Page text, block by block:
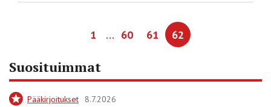
1 … 60 61 62
Suosituimmat
Pääkirjoitukset 8.7.2026